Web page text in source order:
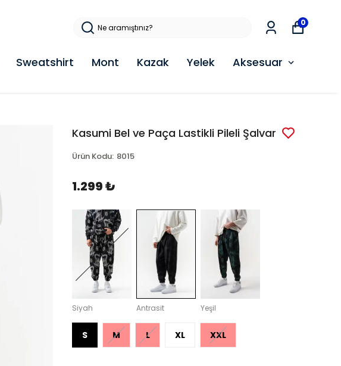
Sweatshirt Mont Kazak Yelek Aksesuar
0
Kasumi Bel ve Paça Lastikli Pileli Şalvar
Ürün Kodu: 8015
1.299 ₺
Siyah Antrasit Yeşil
S M L XL XXL